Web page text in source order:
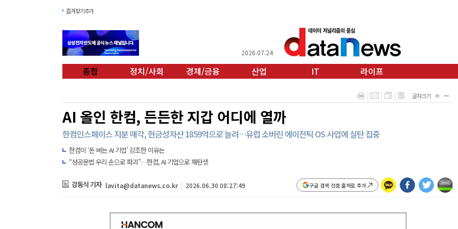
즐겨찾기추가
2026.07.24
종합 정치/사회 경제/금융 산업 IT 라이프
AI 올인 한컴, 든든한 지갑 어디에 열까
한컴인스페이스 지분 매각, 현금성자산 1859억으로 늘려…유럽 소버린 에이전틱 OS 사업에 실탄 집중
한컴이 ‘돈 버는 AI 기업’ 강조한 이유는
“성공문법 우리 손으로 파괴”…한컴, AI 기업으로 재탄생
구글 검색 선호 출처로 추가
강동식 기자 lavita@datanews.co.kr | 2026.06.30 08:27:49
글자크기